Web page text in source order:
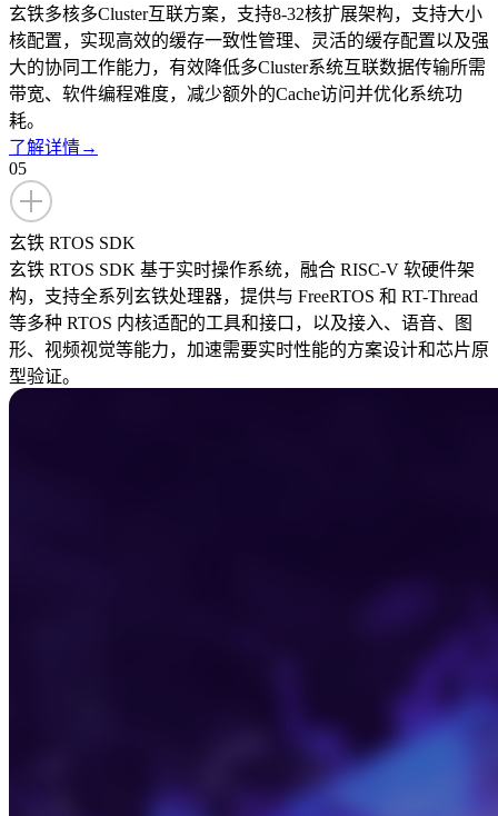
玄铁多核多Cluster互联方案，支持8-32核扩展架构，支持大小
核配置，实现高效的缓存一致性管理、灵活的缓存配置以及强
大的协同工作能力，有效降低多Cluster系统互联数据传输所需
带宽、软件编程难度，减少额外的Cache访问并优化系统功
耗。
了解详情→
05
玄铁 RTOS SDK
玄铁 RTOS SDK 基于实时操作系统，融合 RISC-V 软硬件架
构，支持全系列玄铁处理器，提供与 FreeRTOS 和 RT-Thread
等多种 RTOS 内核适配的工具和接口，以及接入、语音、图
形、视频视觉等能力，加速需要实时性能的方案设计和芯片原
型验证。